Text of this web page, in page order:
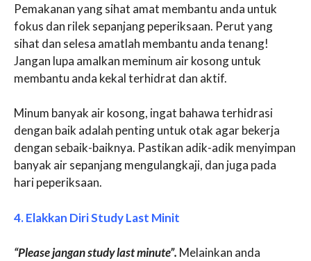
Pemakanan yang sihat amat membantu anda untuk
fokus dan rilek sepanjang peperiksaan. Perut yang
sihat dan selesa amatlah membantu anda tenang!
Jangan lupa amalkan meminum air kosong untuk
membantu anda kekal terhidrat dan aktif.
Minum banyak air kosong, ingat bahawa terhidrasi
dengan baik adalah penting untuk otak agar bekerja
dengan sebaik-baiknya. Pastikan adik-adik menyimpan
banyak air sepanjang mengulangkaji, dan juga pada
hari peperiksaan.
4. Elakkan Diri Study Last Minit
“Please jangan study last minute”. Melainkan anda